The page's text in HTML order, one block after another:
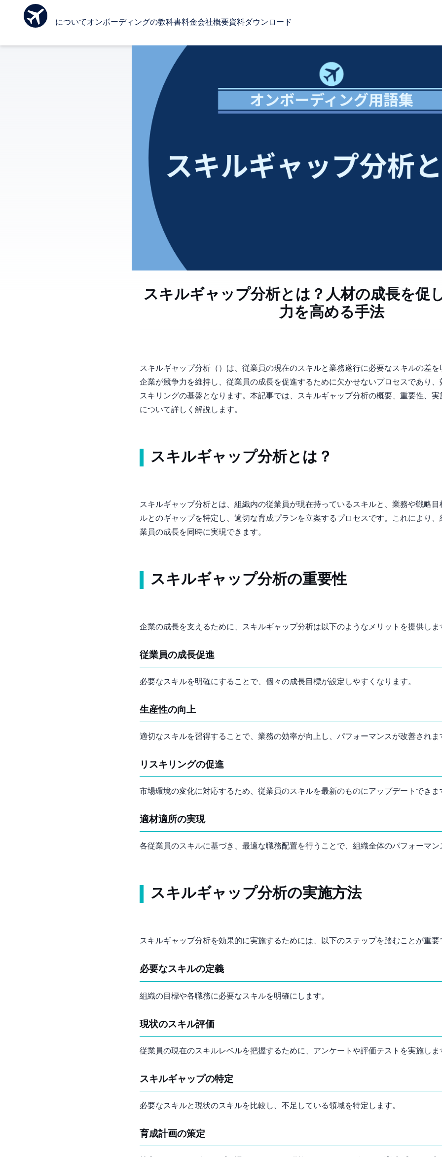
Ombo についてオンボーディングの教科書料金会社概要資料ダウンロード
スキルギャップ分析とは？人材の成長を促
力を高める手法
スキルギャップ分析（Skill Gap Analysis）は、従業員の現在のスキルと業務遂行に必要なスキルの
企業が競争力を維持し、従業員の成長を促進するために欠かせないプロセスであり、
スキリングの基盤となります。本記事では、スキルギャップ分析の概要、重要性、実
について詳しく解説します。
スキルギャップ分析とは？
スキルギャップ分析とは、組織内の従業員が現在持っているスキルと、業務や戦略
ルとのギャップを特定し、適切な育成プランを立案するプロセスです。これにより
業員の成長を同時に実現できます。
スキルギャップ分析の重要性
企業の成長を支えるために、スキルギャップ分析は以下のようなメリットを提供しま
従業員の成長促進
必要なスキルを明確にすることで、個々の成長目標が設定しやすくなります。
生産性の向上
適切なスキルを習得することで、業務の効率が向上し、パフォーマンスが改善されま
リスキリングの促進
市場環境の変化に対応するため、従業員のスキルを最新のものにアップデートできま
適材適所の実現
各従業員のスキルに基づき、最適な職務配置を行うことで、組織全体のパフォーマン
スキルギャップ分析の実施方法
スキルギャップ分析を効果的に実施するためには、以下のステップを踏むことが重要
必要なスキルの定義
組織の目標や各職務に必要なスキルを明確にします。
現状のスキル評価
従業員の現在のスキルレベルを把握するために、アンケートや評価テストを実施しま
スキルギャップの特定
必要なスキルと現状のスキルを比較し、不足している領域を特定します。
育成計画の策定